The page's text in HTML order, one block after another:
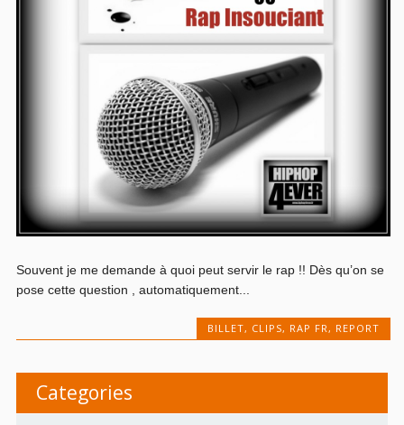
Souvent je me demande à quoi peut servir le rap !! Dès qu’on se
pose cette question , automatiquement...
BILLET, CLIPS, RAP FR, REPORT
Categories